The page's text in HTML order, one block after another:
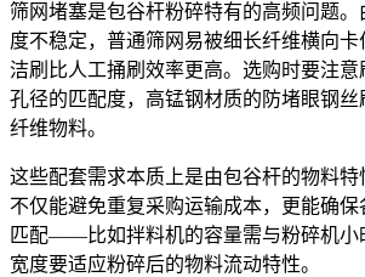
筛网堵塞是包谷杆粉碎特有的高频问题
度不稳定，普通筛网易被细长纤维横向卡
洁刷 比人工捅刷效率更高。选购时要注
孔径的匹配度，高锰钢材质的防堵眼钢
纤维物料。
这些配套需求本质上是由包谷杆的物料特
不仅能避免重复采购运输成本，更能确
匹配——比如拌料机的容量需与粉碎机小
宽度要适应粉碎后的物料流动特性。